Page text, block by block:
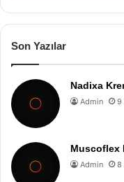
Son Yazılar
Nadixa
Admin 9
Muscoflex
Admin 8